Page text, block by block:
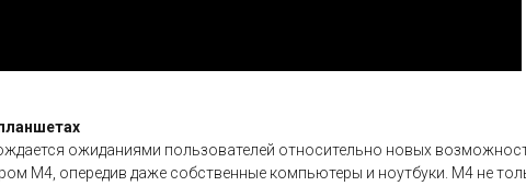
ожиданиями пользователей относительно новых
M4, опередив даже собственные компьютеры и ноутбуки. M4 не